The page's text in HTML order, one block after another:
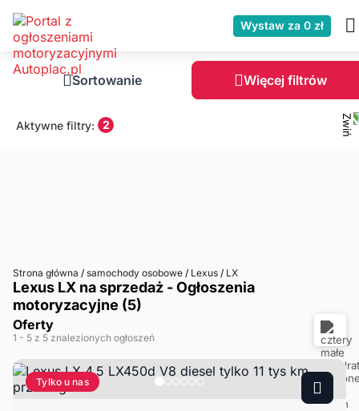
Wystaw za 0 zł
Sortowanie Więcej filtrów
Aktywne filtry: 2
Strona główna / samochody osobowe / Lexus / LX
Lexus LX na sprzedaż - Ogłoszenia
motoryzacyjne (5)
Oferty
1 - 5 z 5 znalezionych ogłoszeń
Tylko u nas